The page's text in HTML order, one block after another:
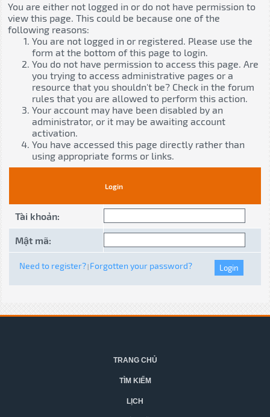
You are either not logged in or do not have permission to
view this page. This could be because one of the
following reasons:
You are not logged in or registered. Please use the
form at the bottom of this page to login.
You do not have permission to access this page. Are
you trying to access administrative pages or a
resource that you shouldn't be? Check in the forum
rules that you are allowed to perform this action.
Your account may have been disabled by an
administrator, or it may be awaiting account
activation.
You have accessed this page directly rather than
using appropriate forms or links.
Login
Tài khoản:
Mật mã:
Need to register? Forgotten your password?
TRANG CHỦ
TÌM KIẾM
LỊCH